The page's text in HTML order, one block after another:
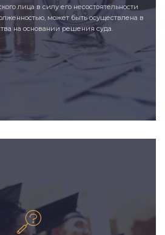
лица в силу его несостоятельности
может быть осуществлена в
на основании решения суда.